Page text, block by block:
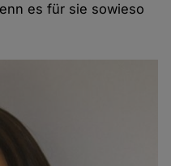
es für sie sowieso